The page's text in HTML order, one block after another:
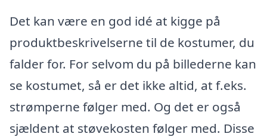
Det kan være en god idé at kigge på
produktbeskrivelserne til de kostumer, du
falder for. For selvom du på billederne kan
se kostumet, så er det ikke altid, at f.eks.
strømperne følger med. Og det er også
sjældent at støvekosten følger med. Disse